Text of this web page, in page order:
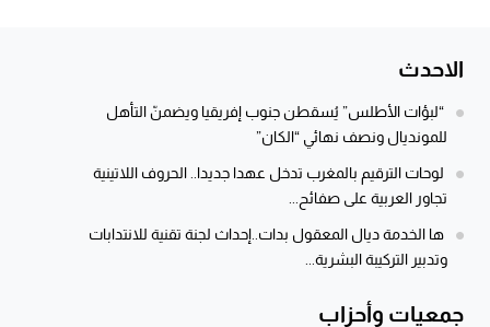
الاحدث
“لبؤات الأطلس” يُسقطن جنوب إفريقيا ويضمنّ التأهل
للمونديال ونصف نهائي “الكان”
لوحات الترقيم بالمغرب تدخل عهدا جديدا.. الحروف اللاتينية
تجاور العربية على صفائح...
ها الخدمة ديال المعقول بدات..إحداث لجنة تقنية للانتدابات
وتدبير التركيبة البشرية...
جمعيات وأحزاب